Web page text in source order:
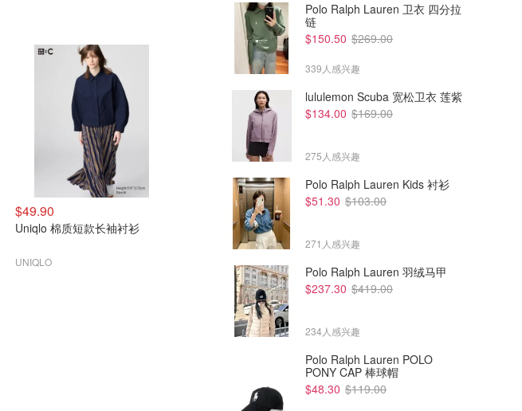
$49.90
Uniqlo 棉质短款长袖衬衫
UNIQLO
Uniqlo 棉质茧型长袖衬衫
$59.90
Polo Ralph Lauren 卫衣 四分拉
链
$150.50 $269.00
339人感兴趣
lululemon Scuba 宽松卫衣 莲紫
$134.00 $169.00
275人感兴趣
Polo Ralph Lauren Kids 衬衫
$51.30 $103.00
271人感兴趣
Polo Ralph Lauren 羽绒马甲
$237.30 $419.00
234人感兴趣
Polo Ralph Lauren POLO
PONY CAP 棒球帽
$48.30 $119.00